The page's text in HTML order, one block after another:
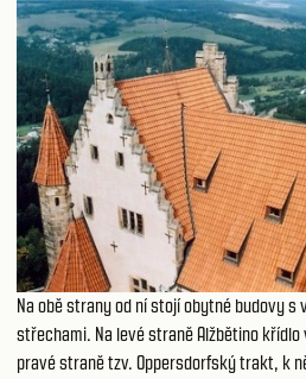
Na obě strany od ní stojí obytné budovy
střechami. Na levé straně Alžbětino
pravé straně tzv. Oppersdorfský trakt, k